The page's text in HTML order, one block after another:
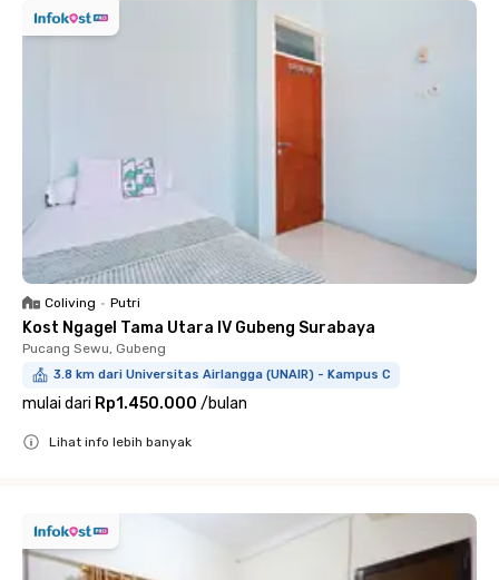
Coliving • Putri
Kost Ngagel Tama Utara IV Gubeng Surabaya
Pucang Sewu, Gubeng
3.8 km dari Universitas Airlangga (UNAIR) - Kampus C
mulai dari Rp1.450.000 /bulan
Lihat info lebih banyak